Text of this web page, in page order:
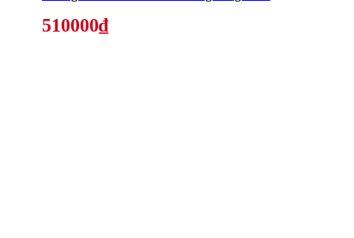
510000₫